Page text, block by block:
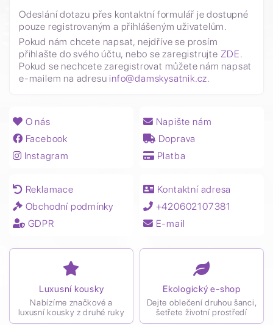
Odeslání dotazu přes kontaktní formulář je dostupné
pouze registrovaným a přihlášeným uživatelům.
Pokud nám chcete napsat, nejdříve se prosím
přihlašte do svého účtu, nebo se zaregistrujte ZDE.
Pokud se nechcete zaregistrovat můžete nám napsat
e-mailem na adresu info@damskysatnik.cz.
O nás
Facebook
Instagram
Napište nám
Doprava
Platba
Reklamace
Obchodní podmínky
GDPR
Kontaktní adresa
+420602107381
E-mail
Luxusní kousky
Nabízíme značkové a
luxusní kousky z druhé ruky
Ekologický e-shop
Dejte oblečení druhou šanci,
šetřete životní prostředí